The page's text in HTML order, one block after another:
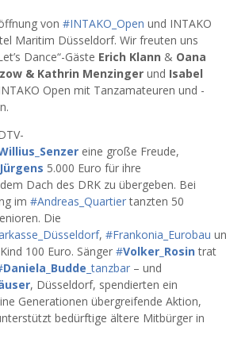
von #INTAKO_Open und INTAKO
Maritim Düsseldorf. Wir freuten uns
Dance“-Gäste Erich Klann & Oana
& Kathrin Menzinger und Isabel
Open mit Tanzamateuren und -
eine große Freude,
5.000 Euro für ihre
Dach des DRK zu übergeben. Bei
im #Andreas_Quartiertanzten 50
Die
, #Frankonia_Eurobau
100 Euro. Sänger #Volker_Rosin trat
Daniela_Budde _tanzbar – und
, Düsseldorf, spendierten ein
Generationen übergreifende Aktion,
bedürftige ältere Mitbürger in